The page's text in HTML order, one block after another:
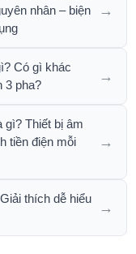
nhân – biện
→
Có gì khác
3 pha?
→
gì? Thiết bị âm
tiền điện mỗi
→
thích dễ hiểu
→